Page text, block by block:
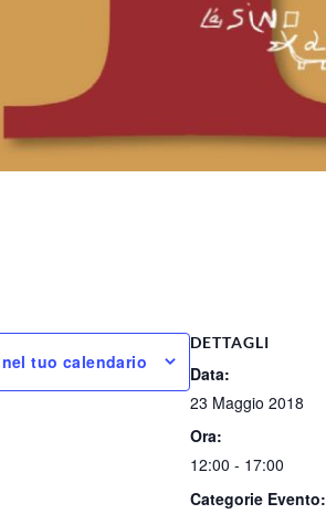
tuo calendario
DETTAGLI
Data:
23 Maggio 2018
Ora:
12:00 - 17:00
Categorie Evento: